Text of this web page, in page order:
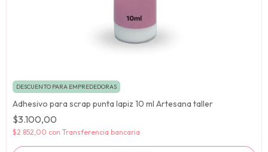
DESCUENTO PARA EMPREDEDORAS
Adhesivo para scrap punta lapiz 10 ml Artesana taller
$3.100,00
$2.852,00 con Transferencia bancaria